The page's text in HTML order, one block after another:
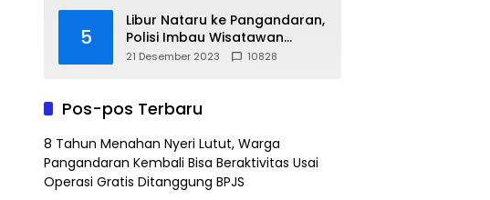
5
Libur Nataru ke Pangandaran,
Polisi Imbau Wisatawan
Gunakan Jalur Arteri
21 Desember 2023 10828
Pos-pos Terbaru
8 Tahun Menahan Nyeri Lutut, Warga
Pangandaran Kembali Bisa Beraktivitas Usai
Operasi Gratis Ditanggung BPJS